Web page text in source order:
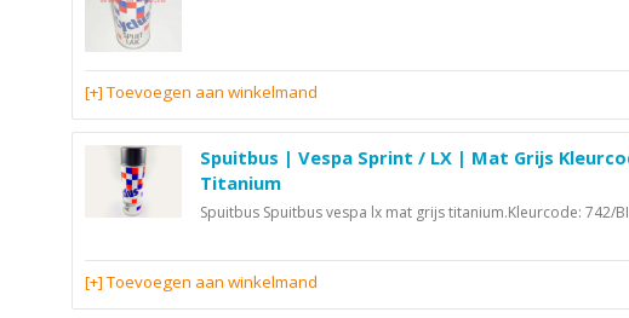
[+] Toevoegen aan winkelmand
Spuitbus | Vespa Sprint / LX | Mat Grijs
Titanium
Spuitbus Spuitbus vespa lx mat grijs titanium.Kleurcode: 742/
[+] Toevoegen aan winkelmand